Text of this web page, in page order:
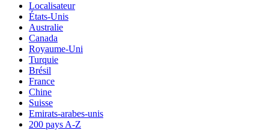
Localisateur
États-Unis
Australie
Canada
Royaume-Uni
Turquie
Brésil
France
Chine
Suisse
Emirats-arabes-unis
200 pays A-Z